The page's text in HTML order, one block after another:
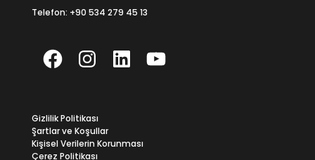
Telefon: +90 534 279 45 13
FacebookInstagramLinkedIn YouTube
Gizlilik Politikası
Şartlar ve Koşullar
Kişisel Verilerin Korunması
Çerez Politikası